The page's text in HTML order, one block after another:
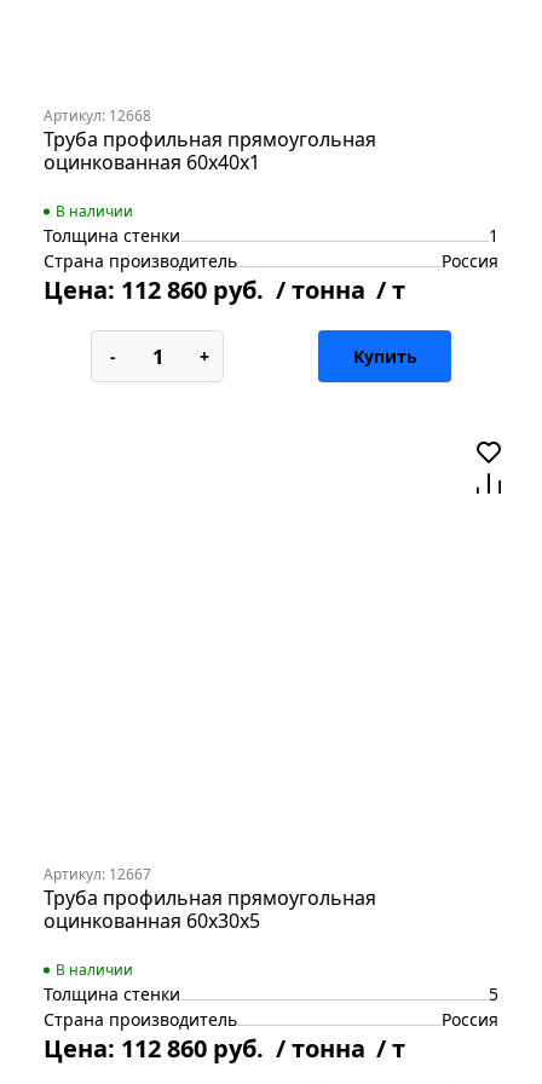
Артикул: 12668
Труба профильная прямоугольная
оцинкованная 60х40х1
В наличии
Толщина стенки
1
Страна производитель
Россия
Цена: 112 860 руб. / тонна / т
- + Купить
Артикул: 12667
Труба профильная прямоугольная
оцинкованная 60х30х5
В наличии
Толщина стенки
5
Страна производитель
Россия
Цена: 112 860 руб. / тонна / т